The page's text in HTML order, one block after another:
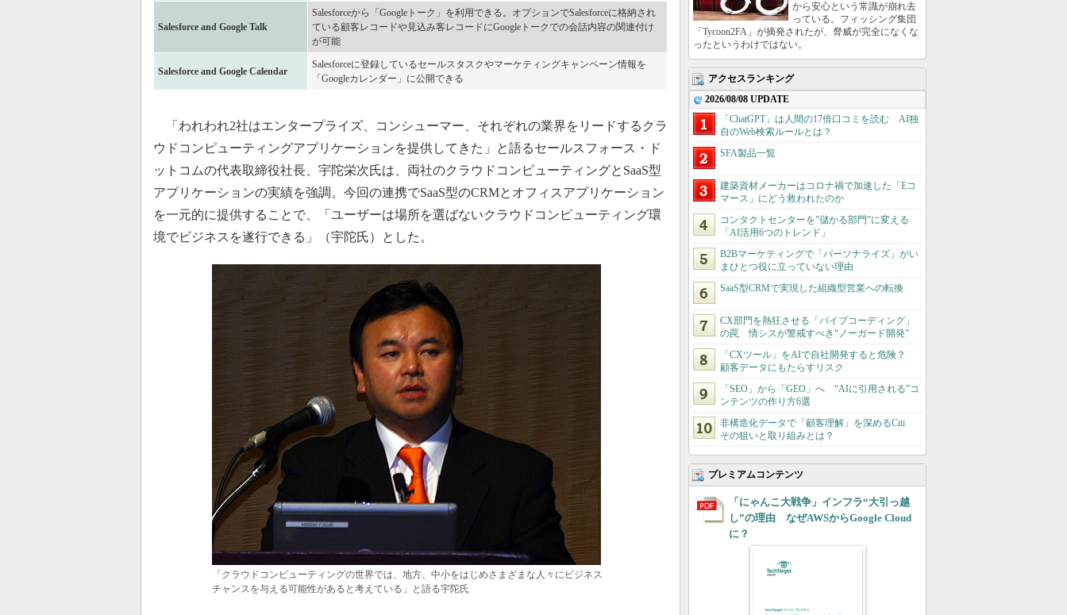
Salesforce and Google Talk
Salesforceから「Googleトーク」を利用できる。オプションでSalesforceに格納され
ている顧客レコードや見込み客レコードにGoogleトークでの会話内容の関連付け
が可能
Salesforce and Google Calendar
Salesforceに登録しているセールスタスクやマーケティングキャンペーン情報を
「Googleカレンダー」に公開できる
「われわれ2社はエンタープライズ、コンシューマー、それぞれの業界をリードするクラ
ウドコンピューティングアプリケーションを提供してきた」と語るセールスフォース・ド
ットコムの代表取締役社長、宇陀栄次氏は、両社のクラウドコンピューティングとSaaS型
アプリケーションの実績を強調。今回の連携でSaaS型のCRMとオフィスアプリケーション
を一元的に提供することで、「ユーザーは場所を選ばないクラウドコンピューティング環
境でビジネスを遂行できる」（宇陀氏）とした。
「クラウドコンピューティングの世界では、地方、中小をはじめさまざまな人々にビジネス
チャンスを与える可能性があると考えている」と語る宇陀氏
から安心という常識が崩れ去
っている。フィッシング集団
「Tycoon2FA」が摘発されたが、脅威が完全になくな
ったというわけではない。
アクセスランキング
2026/08/08 UPDATE
「ChatGPT」は人間の17倍口コミを読む AI独
自のWeb検索ルールとは？
SFA製品一覧
建築資材メーカーはコロナ禍で加速した「Eコ
マース」にどう救われたのか
コンタクトセンターを”儲かる部門”に変える
「AI活用6つのトレンド」
B2Bマーケティングで「パーソナライズ」がい
まひとつ役に立っていない理由
SaaS型CRMで実現した組織型営業への転換
CX部門を熱狂させる「バイブコーディング」
の罠 情シスが警戒すべき“ノーガード開発”
「CXツール」をAIで自社開発すると危険？
顧客データにもたらすリスク
「SEO」から「GEO」へ “AIに引用される”コ
ンテンツの作り方6選
非構造化データで「顧客理解」を深めるCiti
その狙いと取り組みとは？
プレミアムコンテンツ
「にゃんこ大戦争」インフラ“大引っ越
し”の理由 なぜAWSからGoogle Cloud
に？